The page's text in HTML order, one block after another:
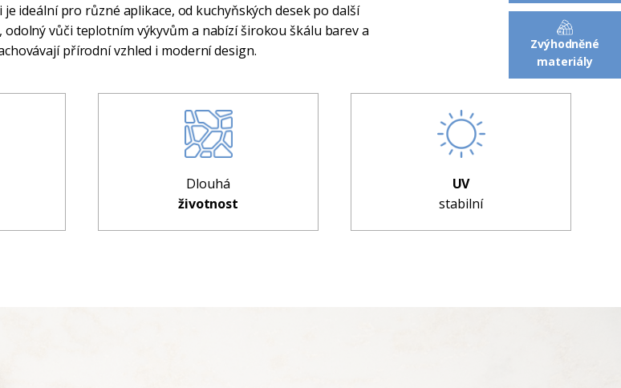
ideální pro různé aplikace, od kuchyňských desek po další
odolný vůči teplotním výkyvům a nabízí širokou škálu barev a
přírodní vzhled i moderní design.
Dlouhá
životnost
UV
stabilní
Zvýhodněné
materiály